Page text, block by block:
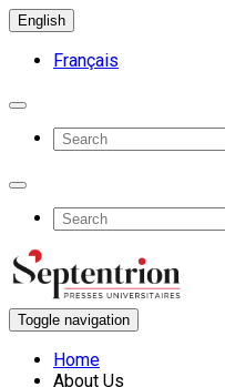
English
Français
Toggle navigation
Home
About Us